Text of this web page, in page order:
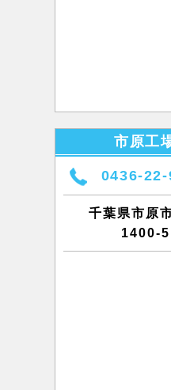
市原工
0436-22-
千葉県市原
1400-5